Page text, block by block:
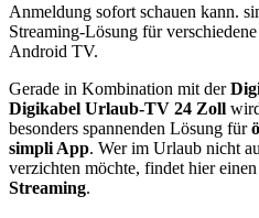
Anmeldung sofort schauen kann.
Streaming-Lösung für
Android TV.
Gerade in Kombination mit der
Digikabel Urlaub-TV 24 Zoll
besonders spannenden Lösung für
simpli App. Wer im Urlaub nicht
verzichten möchte, findet hier
Streaming.